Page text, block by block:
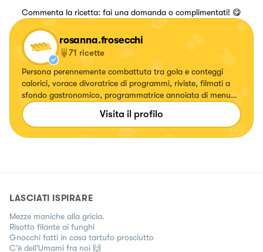
Commenta la ricetta: fai una domanda o complimentati! 😋
rosanna.frosecchi
71 ricette
Persona perennemente combattuta tra gola e conteggi
calorici, vorace divoratrice di programmi, riviste, filmati a
sfondo gastronomico, programmatrice annoiata di menu
settimanali per accontentare tutti i familiari ma che quando
non prende sonno anziché contare pecore...ripassa ricette a
Visita il profilo
LASCIATI ISPIRARE
Mezze maniche alla gricia.
Risotto filante ai funghi
Gnocchi fatti in casa tartufo prosciutto
C'è dell'Umami fra noi 🙌